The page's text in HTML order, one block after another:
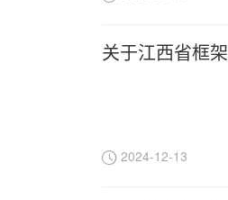
关于江西省框
2024-12-13